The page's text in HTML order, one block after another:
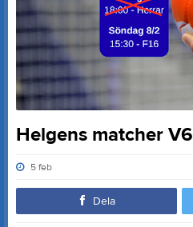
Helgens matcher V6
5 feb
Dela